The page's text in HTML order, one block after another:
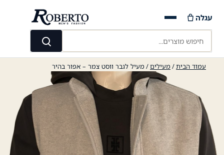
content
חיפוש מוצרים...
חיפוש
עגלה
עמוד הבית/ מעילים/ מעיל לגבר ווסט צמר – אפור בהיר